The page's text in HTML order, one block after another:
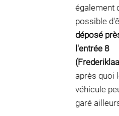
également
possible
déposé
l'entrée 8
après quoi
véhicule
garé